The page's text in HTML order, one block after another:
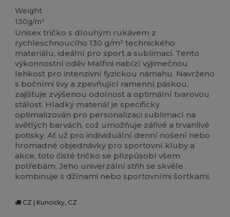
Weight
130g/m²
Unisex tričko s dlouhým rukávem z
rychleschnoucího 130 g/m² technického
materiálu, ideální pro sport a sublimaci. Tento
výkonnostní oděv Malfini nabízí výjimečnou
lehkost pro intenzivní fyzickou námahu. Navrženo
s bočními švy a zpevňující ramenní páskou,
zajišťuje zvýšenou odolnost a optimální tvarovou
stálost. Hladký materiál je specificky
optimalizován pro personalizaci sublimací na
světlých barvách, což umožňuje zářivé a trvanlivé
potisky. Ať už pro individuální denní nošení nebo
hromadné objednávky pro sportovní kluby a
akce, toto čisté tričko se přizpůsobí všem
potřebám. Jeho univerzální střih se skvěle
kombinuje s džínami nebo sportovními šortkami.
CZ | Kuncicky, CZ